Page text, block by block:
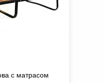
с матрасом